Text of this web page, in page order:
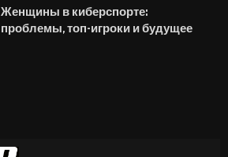
Женщины в киберспорте:
проблемы, топ-игроки и будущее